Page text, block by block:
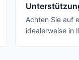
Achten Sie auf
idealerweise in